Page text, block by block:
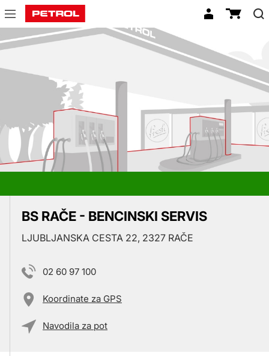
Prodajna
mesta
BS RAČE - BENCINSKI SERVIS
LJUBLJANSKA CESTA 22, 2327 RAČE
02 60 97 100
Koordinate za GPS
Navodila za pot